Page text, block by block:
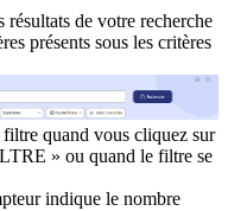
de votre recherche
présents sous les critères
filtre quand vous cliquez sur
» ou quand le filtre se
indique le nombre